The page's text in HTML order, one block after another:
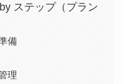
ステップ（プラン
備
理